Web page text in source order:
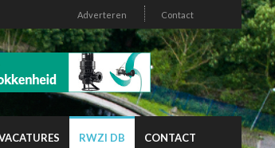
Adverteren Contact
RWZI DB CONTACT